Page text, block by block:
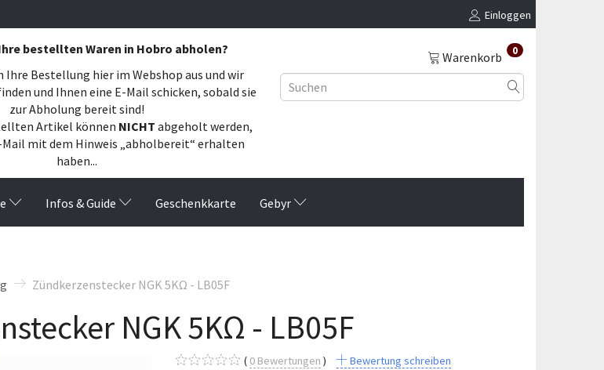
Einloggen
bestellten Waren in Hobro abholen?
Ihre Bestellung hier im Webshop aus und wir
und Ihnen eine E-Mail schicken, sobald sie
zur Abholung bereit sind!
Artikel können NICHT abgeholt werden,
Mail mit dem Hinweis „abholbereit“ erhalten
haben...
Warenkorb 0
Infos & Guide Geschenkkarte Gebyr
Zündkerzenstecker NGK 5KΩ - LB05F
NGK 5KΩ - LB05F
0Bewertungen Bewertung schreiben